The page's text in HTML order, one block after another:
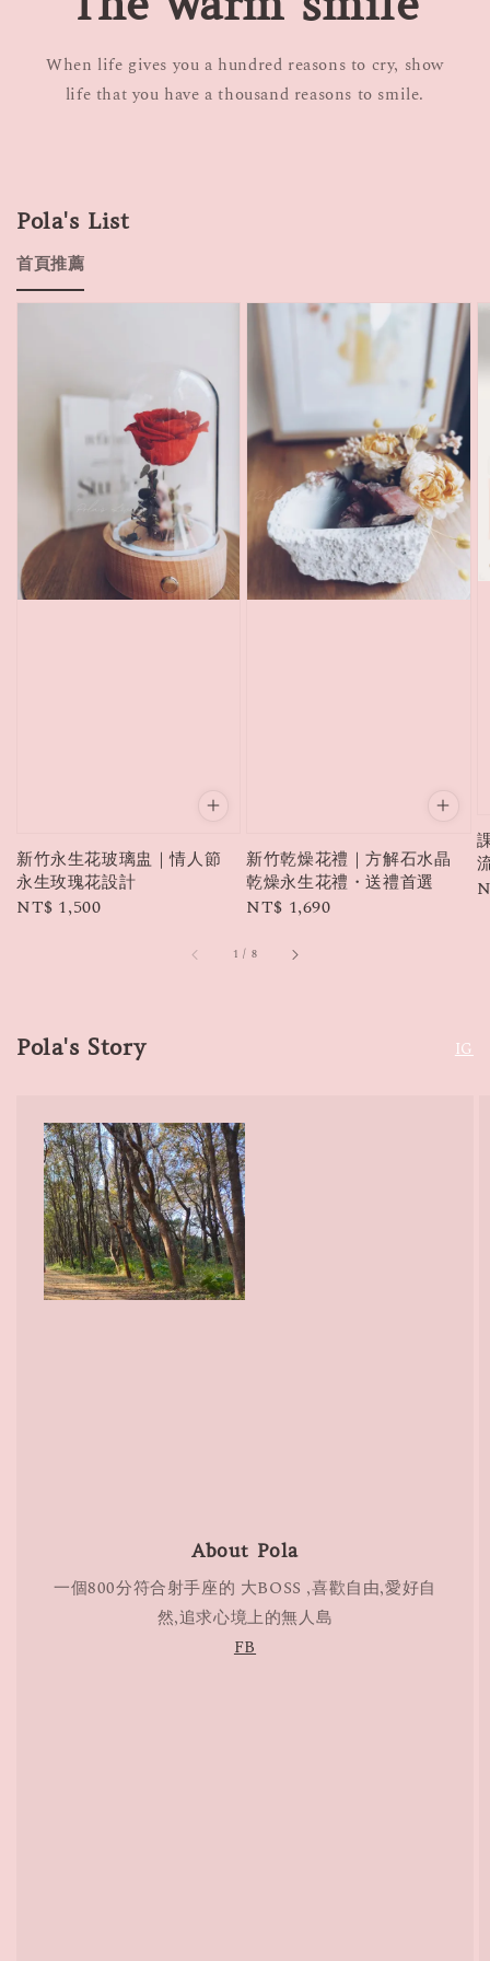
When life gives you a hundred reasons to cry, show
life that you have a thousand reasons to smile.
Pola's List
首頁推薦
新竹永生花玻璃盅｜情人節
永生玫瑰花設計
Regular
NT$ 1,500
新竹乾燥花禮｜方解石水晶
乾燥永生花禮・送禮首選
Regular
NT$ 1,690
1 / 8
Pola's Story IG
About Pola
一個800分符合射手座的 大BOSS ,喜歡自由,愛好自
然,追求心境上的無人島
FB